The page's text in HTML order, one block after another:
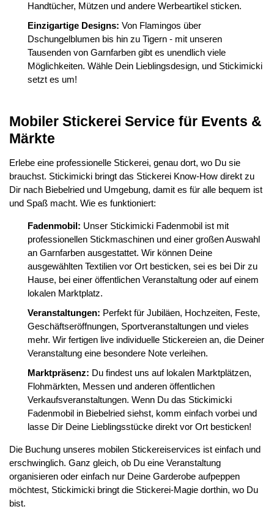
Handtücher, Mützen und andere Werbeartikel sticken.
Einzigartige Designs: Von Flamingos über
Dschungelblumen bis hin zu Tigern - mit unseren
Tausenden von Garnfarben gibt es unendlich viele
Möglichkeiten. Wähle Dein Lieblingsdesign, und Stickimicki
setzt es um!
Mobiler Stickerei Service für Events &
Märkte
Erlebe eine professionelle Stickerei, genau dort, wo Du sie
brauchst. Stickimicki bringt das Stickerei Know-How direkt zu
Dir nach Biebelried und Umgebung, damit es für alle bequem ist
und Spaß macht. Wie es funktioniert:
Fadenmobil: Unser Stickimicki Fadenmobil ist mit
professionellen Stickmaschinen und einer großen Auswahl
an Garnfarben ausgestattet. Wir können Deine
ausgewählten Textilien vor Ort besticken, sei es bei Dir zu
Hause, bei einer öffentlichen Veranstaltung oder auf einem
lokalen Marktplatz.
Veranstaltungen: Perfekt für Jubiläen, Hochzeiten, Feste,
Geschäftseröffnungen, Sportveranstaltungen und vieles
mehr. Wir fertigen live individuelle Stickereien an, die Deiner
Veranstaltung eine besondere Note verleihen.
Marktpräsenz: Du findest uns auf lokalen Marktplätzen,
Flohmärkten, Messen und anderen öffentlichen
Verkaufsveranstaltungen. Wenn Du das Stickimicki
Fadenmobil in Biebelried siehst, komm einfach vorbei und
lasse Dir Deine Lieblingsstücke direkt vor Ort besticken!
Die Buchung unseres mobilen Stickereiservices ist einfach und
erschwinglich. Ganz gleich, ob Du eine Veranstaltung
organisieren oder einfach nur Deine Garderobe aufpeppen
möchtest, Stickimicki bringt die Stickerei-Magie dorthin, wo Du
bist.